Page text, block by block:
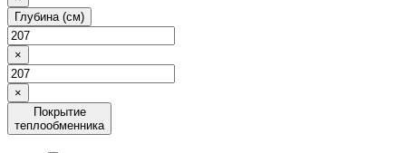
Глубина (см)
×
×
Покрытие
теплообменника